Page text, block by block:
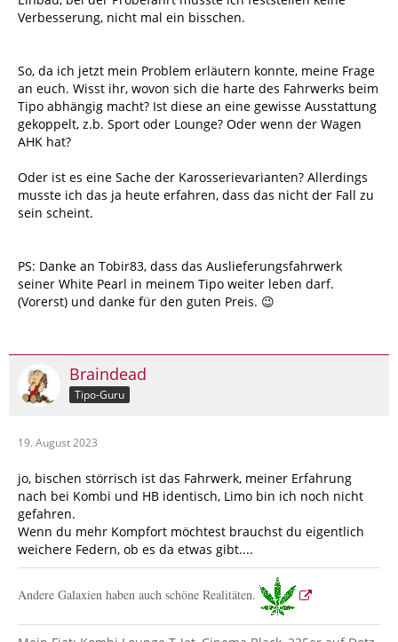
Verbesserung, nicht mal ein bisschen.
So, da ich jetzt mein Problem erläutern konnte, meine Frage
an euch. Wisst ihr, wovon sich die harte des Fahrwerks beim
Tipo abhängig macht? Ist diese an eine gewisse Ausstattung
gekoppelt, z.b. Sport oder Lounge? Oder wenn der Wagen
AHK hat?
Oder ist es eine Sache der Karosserievarianten? Allerdings
musste ich das ja heute erfahren, dass das nicht der Fall zu
sein scheint.
PS: Danke an Tobir83, dass das Auslieferungsfahrwerk
seiner White Pearl in meinem Tipo weiter leben darf.
(Vorerst) und danke für den guten Preis. 😉
Braindead
Tipo-Guru
19. August 2023
jo, bischen störrisch ist das Fahrwerk, meiner Erfahrung
nach bei Kombi und HB identisch, Limo bin ich noch nicht
gefahren.
Wenn du mehr Kompfort möchtest brauchst du eigentlich
weichere Federn, ob es da etwas gibt....
Andere Galaxien haben auch schöne Realitäten.